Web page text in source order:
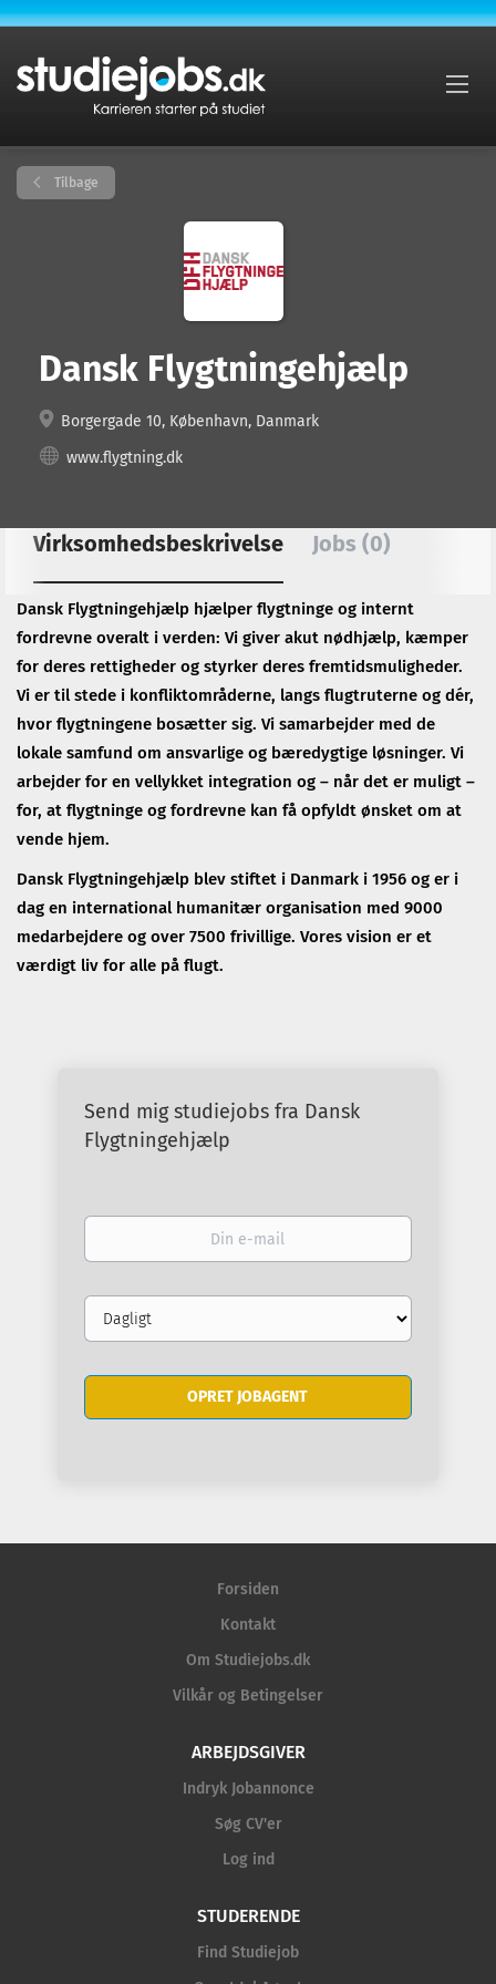
Tilbage
Dansk Flygtningehjælp
Borgergade 10, København, Danmark
www.flygtning.dk
Virksomhedsbeskrivelse Jobs (0)
Dansk Flygtningehjælp hjælper flygtninge og internt
fordrevne overalt i verden: Vi giver akut nødhjælp, kæmper
for deres rettigheder og styrker deres fremtidsmuligheder.
Vi er til stede i konfliktområderne, langs flugtruterne og dér,
hvor flygtningene bosætter sig. Vi samarbejder med de
lokale samfund om ansvarlige og bæredygtige løsninger. Vi
arbejder for en vellykket integration og – når det er muligt –
for, at flygtninge og fordrevne kan få opfyldt ønsket om at
vende hjem.
Dansk Flygtningehjælp blev stiftet i Danmark i 1956 og er i
dag en international humanitær organisation med 9000
medarbejdere og over 7500 frivillige. Vores vision er et
værdigt liv for alle på flugt.
Send mig studiejobs fra Dansk
Flygtningehjælp
Din
Email
frequency
Forsiden
Kontakt
Om Studiejobs.dk
Vilkår og Betingelser
ARBEJDSGIVER
Indryk Jobannonce
Søg CV'er
Log ind
STUDERENDE
Find Studiejob